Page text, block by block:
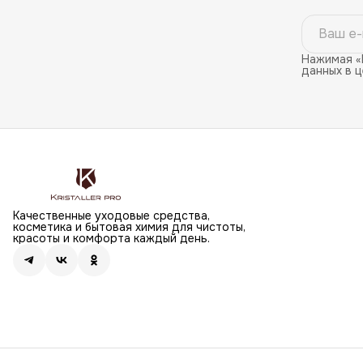
Нажимая
данных в
Качественные уходовые средства,
косметика и бытовая химия для чистоты,
красоты и комфорта каждый день.